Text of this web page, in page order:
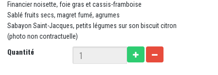
Financier noisette, foie gras et cassis-framboise
Sablé fruits secs, magret fumé, agrumes
Sabayon Saint-Jacques, petits légumes sur son biscuit citron
(photo non contractuelle)
Quantité